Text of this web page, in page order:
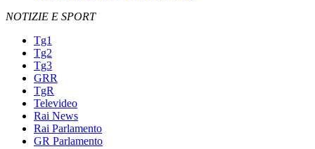
NOTIZIE E SPORT
Tg1
Tg2
Tg3
GRR
TgR
Televideo
Rai News
Rai Parlamento
GR Parlamento